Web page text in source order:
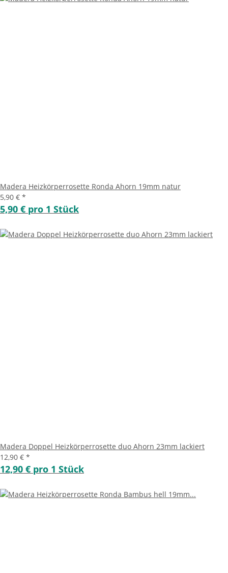
Madera Heizkörperrosette Ronda Ahorn 19mm natur
5,90 € *
5,90 € pro 1 Stück
Madera Doppel Heizkörperrosette duo Ahorn 23mm lackiert
12,90 € *
12,90 € pro 1 Stück